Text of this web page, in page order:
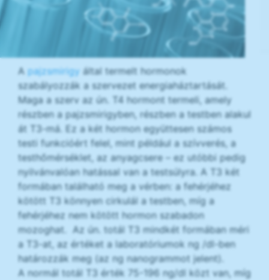
A pajzsmirigy által termelt hormonok
szabályozzák a szervezet energiaháztartását.
Maga a szerv az ún. T4 hormont termeli, amely
részben a pajzsmirigyben, részben a testben alakul
át T3-má. Ez a két hormon együttesen számos
testi funkcióért felel, mint például a szívverés, a
testhőmérséklet, az anyagcsere – ez utóbbi pedig
nyilvánvalóan hatással van a testsúlyra. A T3 két
formában található meg a vérben: a fehérjéhez
kötött T3 könnyen cirkulál a testben, míg a
fehérjéhez nem kötött hormon szabadon
mozoghat. Az ún. totál T3 mindkét formában méri
a T3-at, az értéket a laboratóriumok ng /dl-ben
határozzák meg (az ng nanogrammot jelent).
A normál totál T3 érték 75-196 ng/dl közt van, míg